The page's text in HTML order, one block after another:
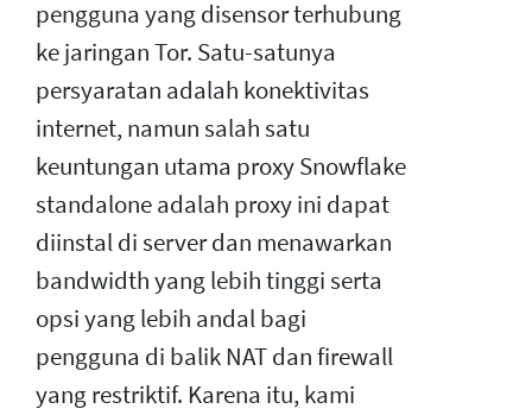
pengguna yang disensor terhubung
ke jaringan Tor. Satu-satunya
persyaratan adalah konektivitas
internet, namun salah satu
keuntungan utama proxy Snowflake
standalone adalah proxy ini dapat
diinstal di server dan menawarkan
bandwidth yang lebih tinggi serta
opsi yang lebih andal bagi
pengguna di balik NAT dan firewall
yang restriktif. Karena itu, kami